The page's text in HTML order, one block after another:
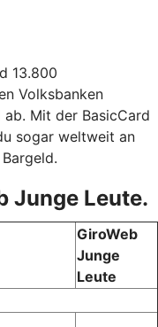
13.800
Volksbanken
Mit der BasicCard
sogar weltweit an
Junge Leute.
GiroWeb
Junge
Leute